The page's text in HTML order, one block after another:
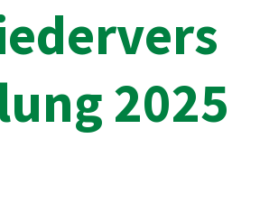
2025